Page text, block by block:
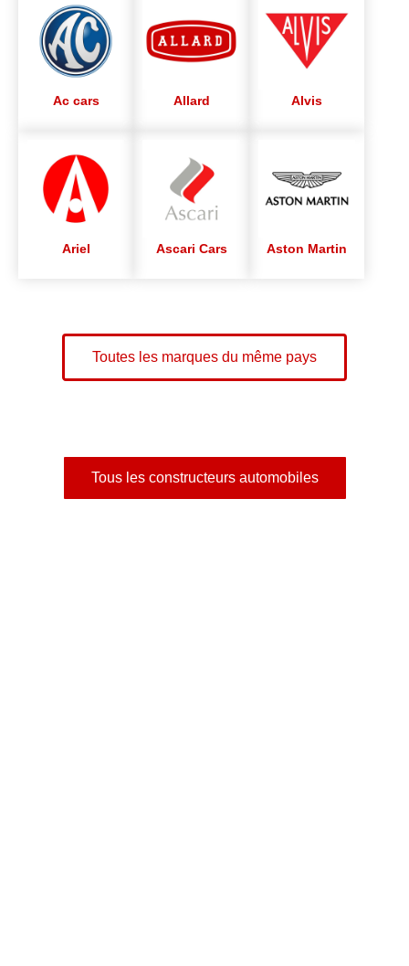
Ac cars Allard Alvis
Ariel Ascari Cars Aston Martin
Toutes les marques du même pays
Tous les constructeurs automobiles